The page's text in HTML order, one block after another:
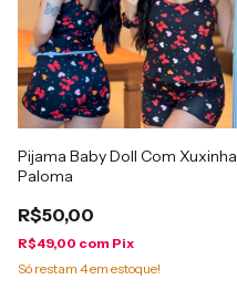
Pijama Baby Doll Com Xuxinha
Paloma
R$50,00
R$49,00 com Pix
Só restam 4em estoque!